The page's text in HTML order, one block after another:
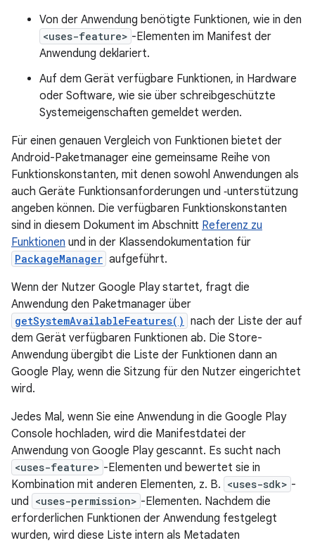
Von der Anwendung benötigte Funktionen, wie in den
<uses-feature> -Elementen im Manifest der
Anwendung deklariert.
Auf dem Gerät verfügbare Funktionen, in Hardware
oder Software, wie sie über schreibgeschützte
Systemeigenschaften gemeldet werden.
Für einen genauen Vergleich von Funktionen bietet der
Android-Paketmanager eine gemeinsame Reihe von
Funktionskonstanten, mit denen sowohl Anwendungen als
auch Geräte Funktionsanforderungen und ‑unterstützung
angeben können. Die verfügbaren Funktionskonstanten
sind in diesem Dokument im Abschnitt Referenz zu
Funktionen und in der Klassendokumentation für
PackageManager aufgeführt.
Wenn der Nutzer Google Play startet, fragt die
Anwendung den Paketmanager über
getSystemAvailableFeatures() nach der Liste der auf
dem Gerät verfügbaren Funktionen ab. Die Store-
Anwendung übergibt die Liste der Funktionen dann an
Google Play, wenn die Sitzung für den Nutzer eingerichtet
wird.
Jedes Mal, wenn Sie eine Anwendung in die Google Play
Console hochladen, wird die Manifestdatei der
Anwendung von Google Play gescannt. Es sucht nach
<uses-feature> -Elementen und bewertet sie in
Kombination mit anderen Elementen, z. B. <uses-sdk> -
und <uses-permission> -Elementen. Nachdem die
erforderlichen Funktionen der Anwendung festgelegt
wurden, wird diese Liste intern als Metadaten